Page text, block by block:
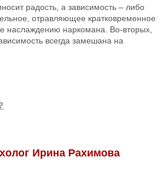
радость, а зависимость – либо
отравляющее кратковременное
наслаждению наркомана. Во-вторых,
всегда замешана на
Ирина Рахимова